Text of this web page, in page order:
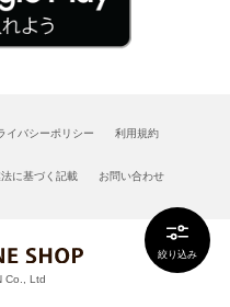
絞り込み
イバシーポリシー 利用規約
に基づく記載 お問い合わせ
Co., Ltd